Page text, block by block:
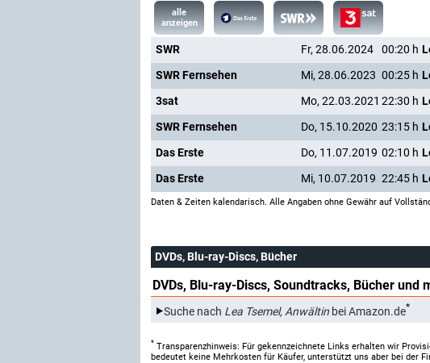
alle
anzeigen
SWR Fr, 28.06.2024 00:20 h
SWR Fernsehen
Mi, 28.06.2023 00:25 h
3sat
Mo, 22.03.2021 22:30 h
SWR Fernsehen
Do, 15.10.2020 23:15 h
Das Erste
Do, 11.07.2019 02:10 h
Das Erste
Mi, 10.07.2019 22:45 h
Daten & Zeiten kalendarisch. Alle Angaben ohne Gewähr auf
DVDs, Blu-ray-Discs, Bücher
DVDs, Blu-ray-Discs, Soundtracks, Bücher und
Suche nach Lea Tsemel, Anwältin bei Amazon.de*
* Transparenzhinweis: Für gekennzeichnete Links erhalten wir
bedeutet keine Mehrkosten für Käufer, unterstützt uns aber bei der